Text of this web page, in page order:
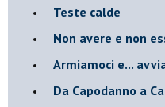
Teste calde
Non avere e non
Armiamoci e...
Da Capodanno a